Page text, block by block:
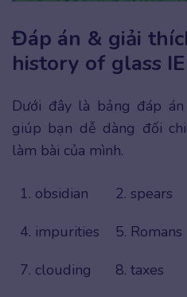
Đáp án & giải
history of glass
Dưới đây là bảng đáp
giúp bạn dễ dàng đối
làm bài của mình.
1. obsidian 2. spears
4. impurities
5. Romans
7. clouding
8. taxes